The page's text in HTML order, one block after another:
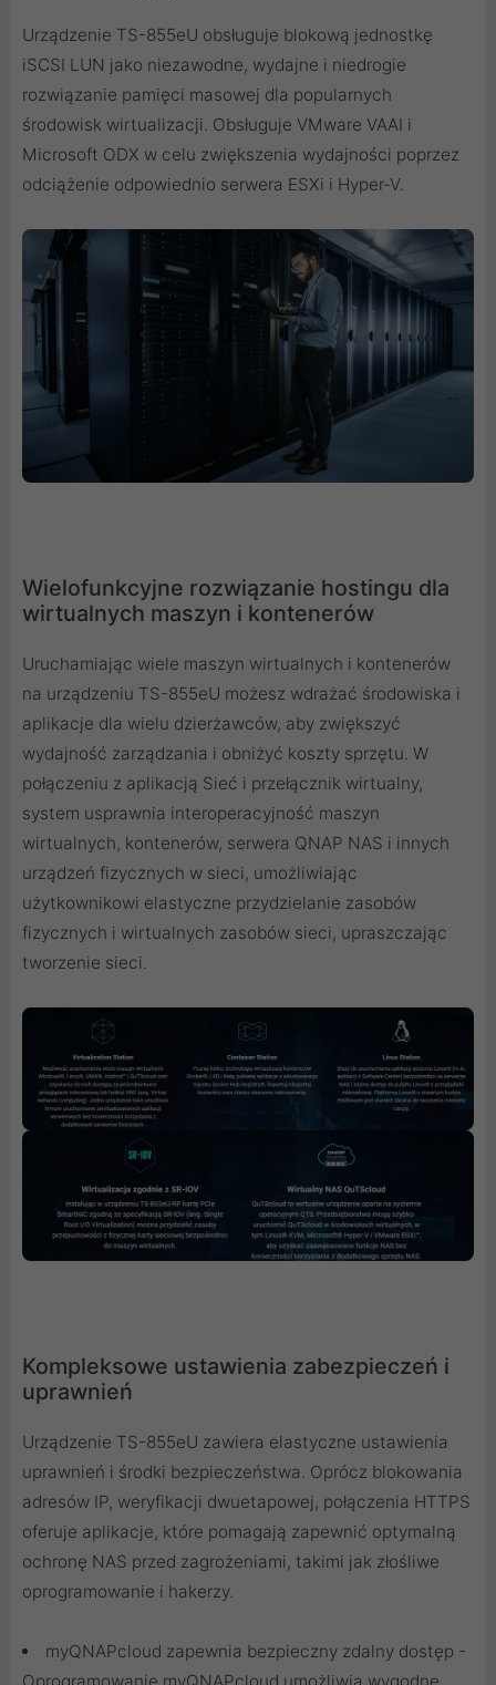
Urządzenie TS-855eU obsługuje blokową jednostkę
iSCSI LUN jako niezawodne, wydajne i niedrogie
rozwiązanie pamięci masowej dla popularnych
środowisk wirtualizacji. Obsługuje VMware VAAI i
Microsoft ODX w celu zwiększenia wydajności poprzez
odciążenie odpowiednio serwera ESXi i Hyper-V.
Wielofunkcyjne rozwiązanie hostingu dla
wirtualnych maszyn i kontenerów
Uruchamiając wiele maszyn wirtualnych i kontenerów
na urządzeniu TS-855eU możesz wdrażać środowiska i
aplikacje dla wielu dzierżawców, aby zwiększyć
wydajność zarządzania i obniżyć koszty sprzętu. W
połączeniu z aplikacją Sieć i przełącznik wirtualny,
system usprawnia interoperacyjność maszyn
wirtualnych, kontenerów, serwera QNAP NAS i innych
urządzeń fizycznych w sieci, umożliwiając
użytkownikowi elastyczne przydzielanie zasobów
fizycznych i wirtualnych zasobów sieci, upraszczając
tworzenie sieci.
Kompleksowe ustawienia zabezpieczeń i
uprawnień
Urządzenie TS-855eU zawiera elastyczne ustawienia
uprawnień i środki bezpieczeństwa. Oprócz blokowania
adresów IP, weryfikacji dwuetapowej, połączenia HTTPS
oferuje aplikacje, które pomagają zapewnić optymalną
ochronę NAS przed zagrożeniami, takimi jak złośliwe
oprogramowanie i hakerzy.
myQNAPcloud zapewnia bezpieczny zdalny dostęp -